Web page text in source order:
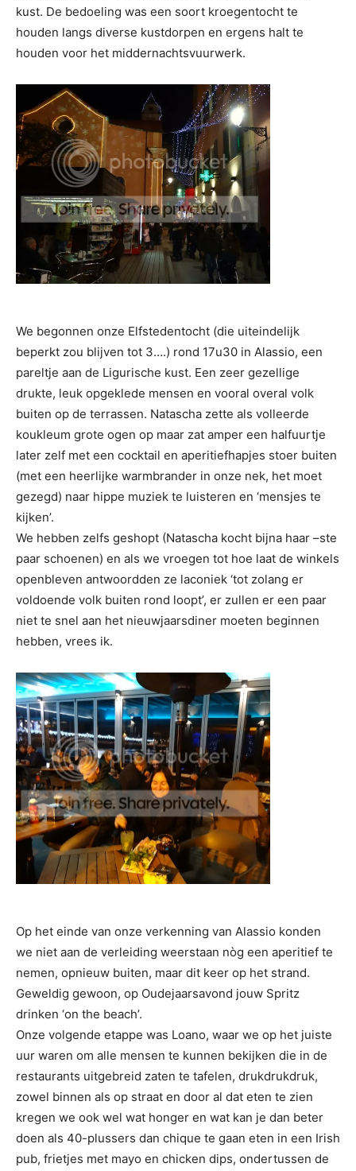
kust. De bedoeling was een soort kroegentocht te
houden langs diverse kustdorpen en ergens halt te
houden voor het middernachtsvuurwerk.
We begonnen onze Elfstedentocht (die uiteindelijk
beperkt zou blijven tot 3….) rond 17u30 in Alassio, een
pareltje aan de Ligurische kust. Een zeer gezellige
drukte, leuk opgeklede mensen en vooral overal volk
buiten op de terrassen. Natascha zette als volleerde
koukleum grote ogen op maar zat amper een halfuurtje
later zelf met een cocktail en aperitiefhapjes stoer buiten
(met een heerlijke warmbrander in onze nek, het moet
gezegd) naar hippe muziek te luisteren en ‘mensjes te
kijken’.
We hebben zelfs geshopt (Natascha kocht bijna haar –ste
paar schoenen) en als we vroegen tot hoe laat de winkels
openbleven antwoordden ze laconiek ‘tot zolang er
voldoende volk buiten rond loopt’, er zullen er een paar
niet te snel aan het nieuwjaarsdiner moeten beginnen
hebben, vrees ik.
Op het einde van onze verkenning van Alassio konden
we niet aan de verleiding weerstaan nòg een aperitief te
nemen, opnieuw buiten, maar dit keer op het strand.
Geweldig gewoon, op Oudejaarsavond jouw Spritz
drinken ‘on the beach’.
Onze volgende etappe was Loano, waar we op het juiste
uur waren om alle mensen te kunnen bekijken die in de
restaurants uitgebreid zaten te tafelen, drukdrukdruk,
zowel binnen als op straat en door al dat eten te zien
kregen we ook wel wat honger en wat kan je dan beter
doen als 40-plussers dan chique te gaan eten in een Irish
pub, frietjes met mayo en chicken dips, ondertussen de